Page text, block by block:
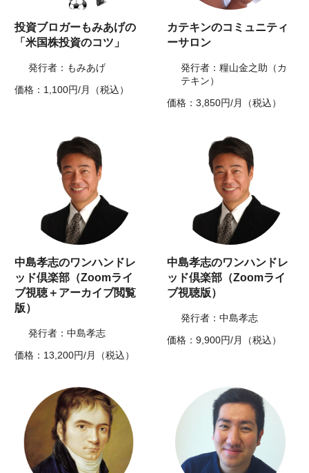
投資ブロガーもみあげの
「米国株投資のコツ」
発行者：もみあげ
価格：1,100円/月（税込）
カテキンのコミュニティ
ーサロン
発行者：糧山金之助（カ
テキン）
価格：3,850円/月（税込）
中島孝志のワンハンドレ
ッド倶楽部（Zoomライ
ブ視聴＋アーカイブ閲覧
版）
発行者：中島孝志
価格：13,200円/月（税込）
中島孝志のワンハンドレ
ッド倶楽部（Zoomライ
ブ視聴版）
発行者：中島孝志
価格：9,900円/月（税込）